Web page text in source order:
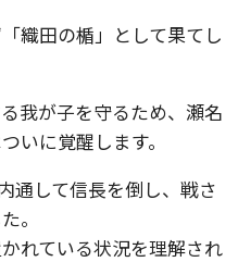
織田の楯」として果てし
我が子を守るため、瀬名
いに覚醒します。
通して信長を倒し、戦さ
。
れている状況を理解され